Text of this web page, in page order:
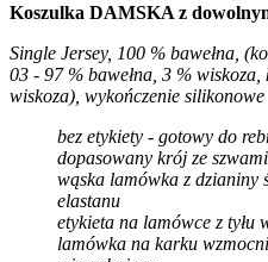
Koszulka DAMSKA z
Single Jersey, 100 % bawełna,
03 - 97 % bawełna, 3 %
wiskoza), wykończenie silikonowe
bez etykiety - gotowy do
dopasowany krój ze
wąska lamówka z dzianiny
elastanu
etykieta na lamówce z tyłu
lamówka na karku